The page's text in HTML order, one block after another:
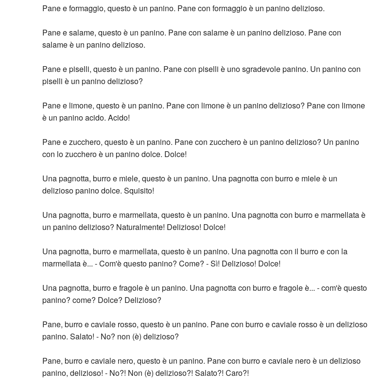
Pane e formaggio, questo è un panino. Pane con formaggio è un panino delizioso.
Pane e salame, questo è un panino. Pane con salame è un panino delizioso. Pane con
salame è un panino delizioso.
Pane e piselli, questo è un panino. Pane con piselli è uno sgradevole panino. Un panino con
piselli è un panino delizioso?
Pane e limone, questo è un panino. Pane con limone è un panino delizioso? Pane con limone
è un panino acido. Acido!
Pane e zucchero, questo è un panino. Pane con zucchero è un panino delizioso? Un panino
con lo zucchero è un panino dolce. Dolce!
Una pagnotta, burro e miele, questo è un panino. Una pagnotta con burro e miele è un
delizioso panino dolce. Squisito!
Una pagnotta, burro e marmellata, questo è un panino. Una pagnotta con burro e marmellata è
un panino delizioso? Naturalmente! Delizioso! Dolce!
Una pagnotta, burro e marmellata, questo è un panino. Una pagnotta con il burro e con la
marmellata è... - Com'è questo panino? Come? - Sì! Delizioso! Dolce!
Una pagnotta, burro e fragole è un panino. Una pagnotta con burro e fragole è... - com'è questo
panino? come? Dolce? Delizioso?
Pane, burro e caviale rosso, questo è un panino. Pane con burro e caviale rosso è un delizioso
panino. Salato! - No? non (è) delizioso?
Pane, burro e caviale nero, questo è un panino. Pane con burro e caviale nero è un delizioso
panino, delizioso! - No?! Non (è) delizioso?! Salato?! Caro?!